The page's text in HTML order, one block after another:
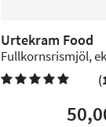
Urtekram Food
Fullkornsrismjöl,
